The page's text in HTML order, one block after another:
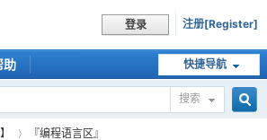
登录 注册[Register]
快捷导航
助
搜索
『编程语言区』